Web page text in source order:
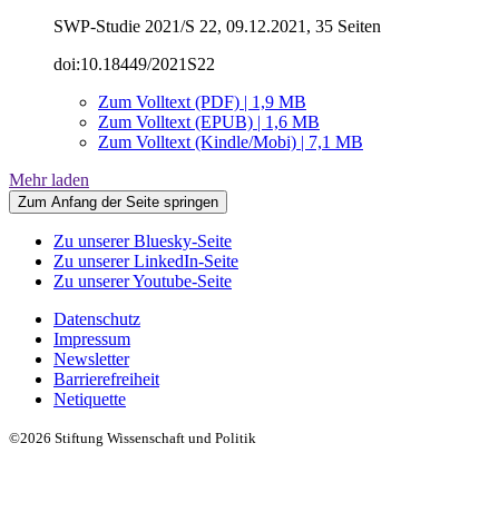
SWP-Studie 2021/S 22, 09.12.2021, 35 Seiten
doi:10.18449/2021S22
Zum Volltext (PDF) | 1,9 MB
Zum Volltext (EPUB) | 1,6 MB
Zum Volltext (Kindle/Mobi) | 7,1 MB
Mehr laden
Zum Anfang der Seite springen
Zu unserer Bluesky-Seite
Zu unserer LinkedIn-Seite
Zu unserer Youtube-Seite
Datenschutz
Impressum
Newsletter
Barrierefreiheit
Netiquette
©2026 Stiftung Wissenschaft und Politik